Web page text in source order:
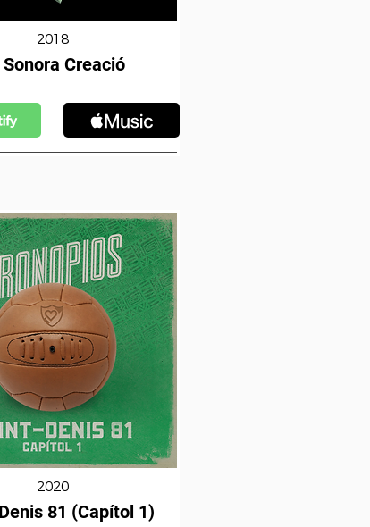
2018
Sonora Creació
2020
81 (Capítol 1)